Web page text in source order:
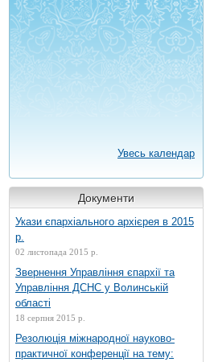
Увесь календар
Документи
Укази єпархіального архієрея в 2015
р.
02 листопада 2015 р.
Звернення Управління єпархії та
Управління ДСНС у Волинській
області
18 серпня 2015 р.
Резолюція міжнародної науково-
практичної конференції на тему: